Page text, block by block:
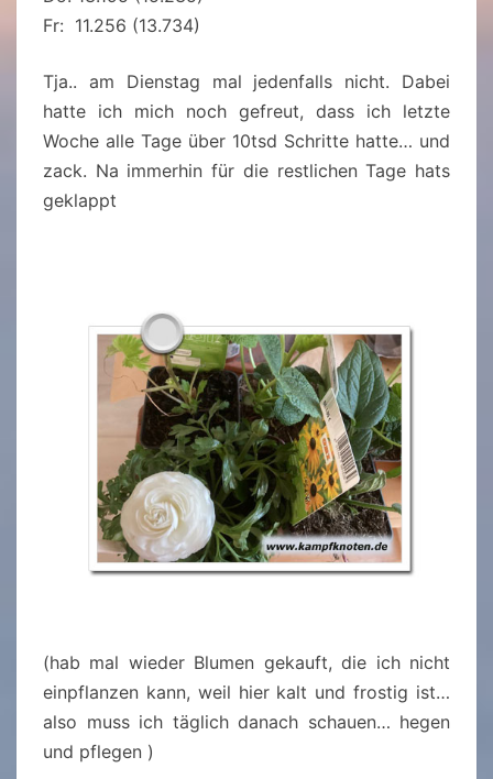
Fr: 11.256 (13.734)
Tja.. am Dienstag mal jedenfalls nicht. Dabei
hatte ich mich noch gefreut, dass ich letzte
Woche alle Tage über 10tsd Schritte hatte… und
zack. Na immerhin für die restlichen Tage hats
geklappt
(hab mal wieder Blumen gekauft, die ich nicht
einpflanzen kann, weil hier kalt und frostig ist…
also muss ich täglich danach schauen… hegen
und pflegen )